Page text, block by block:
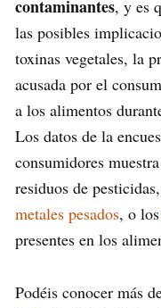
contaminantes, y es
las posibles
toxinas vegetales, la
acusada por el
a los alimentos
Los datos de la
consumidores
residuos de
metales pesados, o los
presentes en los
Podéis conocer más